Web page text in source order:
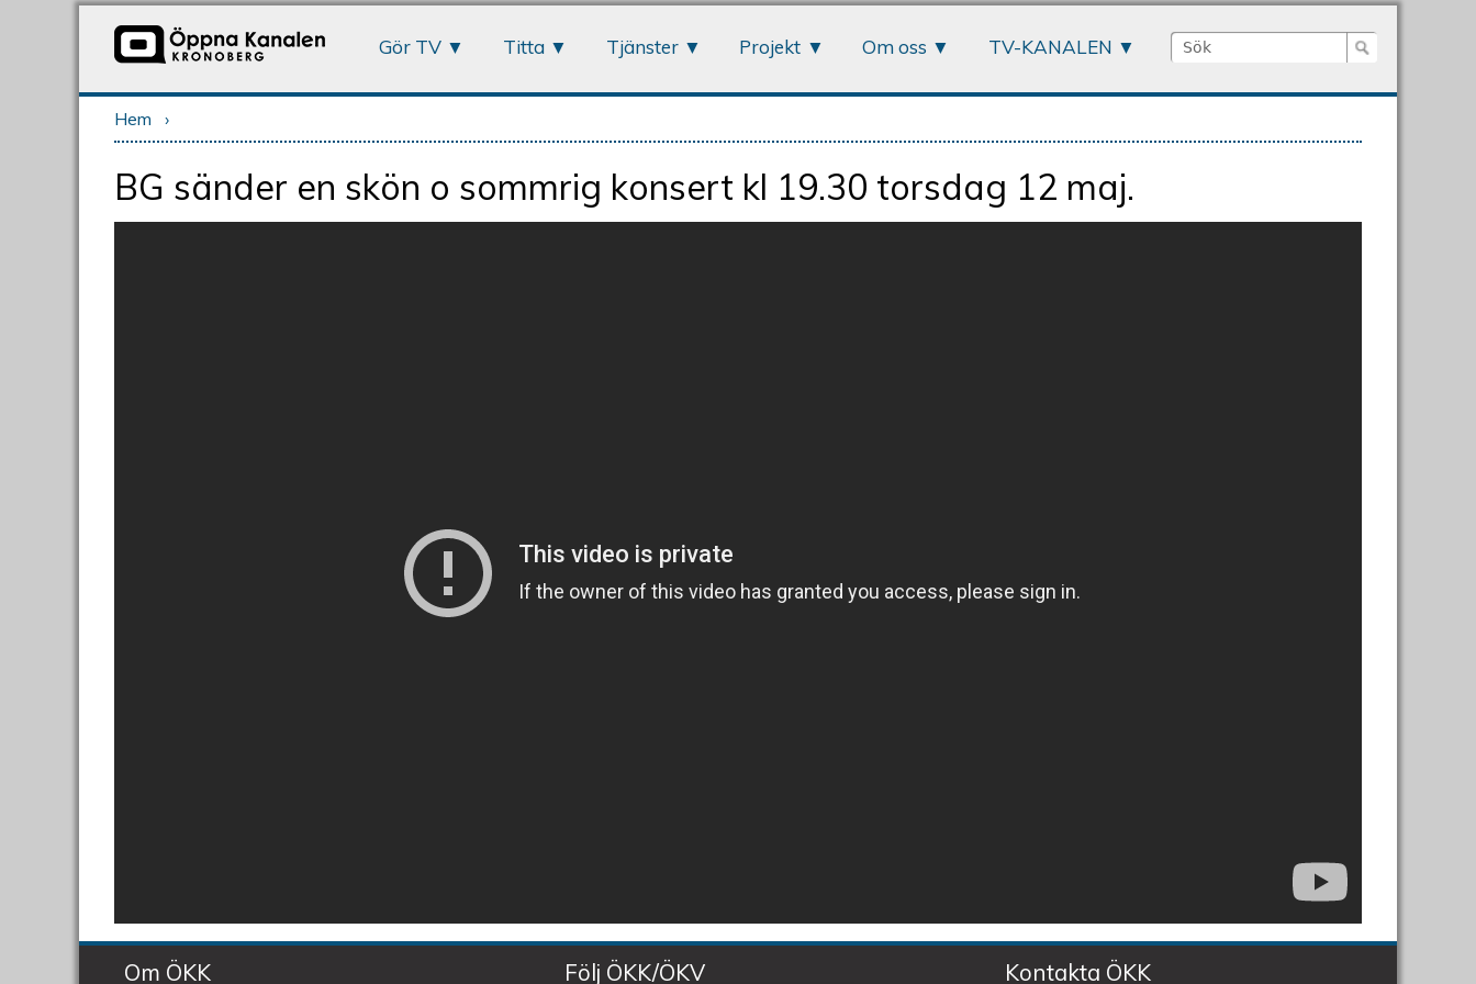
Sökformulär
Sök
Gör TV Titta Tjänster Projekt Om oss TV-KANALEN
Du är här
Hem ›
BG sänder en skön o sommrig konsert kl 19.30 torsdag 12 maj.
Om ÖKK Följ ÖKK/ÖKV Kontakta ÖKK